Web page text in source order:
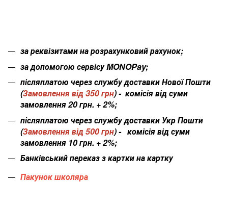
за реквізитами на розрахунковий рахунок;
за допомогою сервісу MONOPay;
післяплатою через службу доставки Нової Пошти
(Замовлення від 350 грн) - комісія від суми
замовлення 20 грн. + 2%;
післяплатою через службу доставки Укр Пошти
(Замовлення від 500 грн) - комісія від суми
замовлення 10 грн. + 2%;
Банківський переказ з картки на картку
Пакунок школяра